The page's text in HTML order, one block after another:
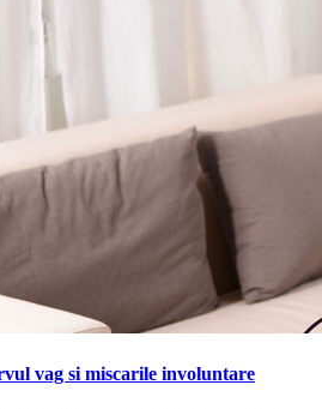
vag si miscarile involuntare